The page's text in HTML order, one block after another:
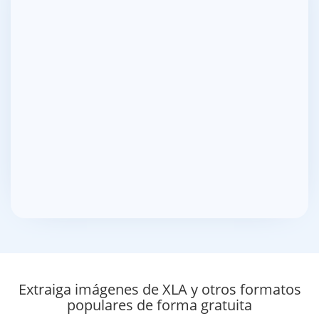
Extraiga imágenes de XLA y otros formatos
populares de forma gratuita